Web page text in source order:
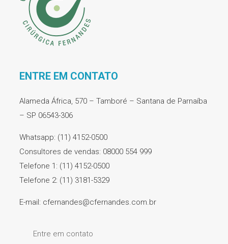
ENTRE EM CONTATO
Alameda África, 570 – Tamboré – Santana de Parnaíba
– SP 06543-306
Whatsapp: (11) 4152-0500
Consultores de vendas: 08000 554 999
Telefone 1: (11) 4152-0500
Telefone 2: (11) 3181-5329
E-mail: cfernandes@cfernandes.com.br
Entre em contato